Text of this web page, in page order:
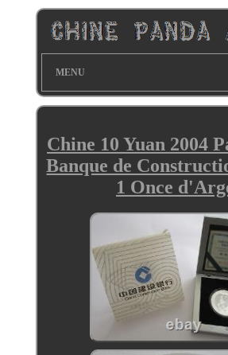
MENU
Chine 10 Yuan 2004
Banque de
1 Once